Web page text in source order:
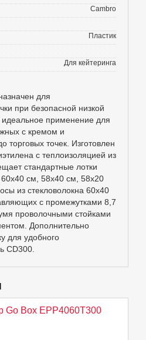
Cambro
Пластик
Для кейтеринга
для
при безопасной низкой
применение для
с кремом и
торговых точек. Изготовлен
с теплоизоляцией из
стандартные лотки
см, 58х40 см, 58х20
из стекловолокна 60х40
с промежутками 8,7
проволочными стойками
Дополнительно
для удобного
CD300.
Go Box EPP4060T300